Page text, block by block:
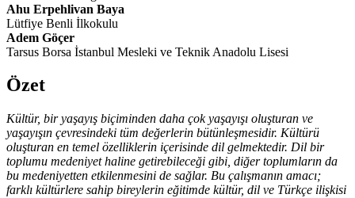
Ahu Erpehlivan Baya
Lütfiye Benli İlkokulu
Adem Göçer
Tarsus Borsa İstanbul Mesleki ve Teknik Anadolu Lisesi
Özet
Kültür, bir yaşayış biçiminden daha çok yaşayışı oluşturan ve
yaşayışın çevresindeki tüm değerlerin bütünleşmesidir. Kültürü
oluşturan en temel özelliklerin içerisinde dil gelmektedir. Dil bir
toplumu medeniyet haline getirebileceği gibi, diğer toplumların da
bu medeniyetten etkilenmesini de sağlar. Bu çalışmanın amacı;
farklı kültürlere sahip bireylerin eğitimde kültür, dil ve Türkçe ilişkisi